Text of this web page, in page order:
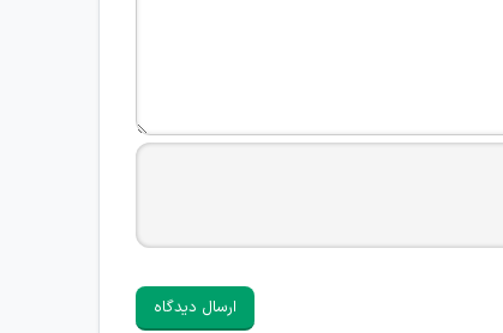
ارسال دیدگاه